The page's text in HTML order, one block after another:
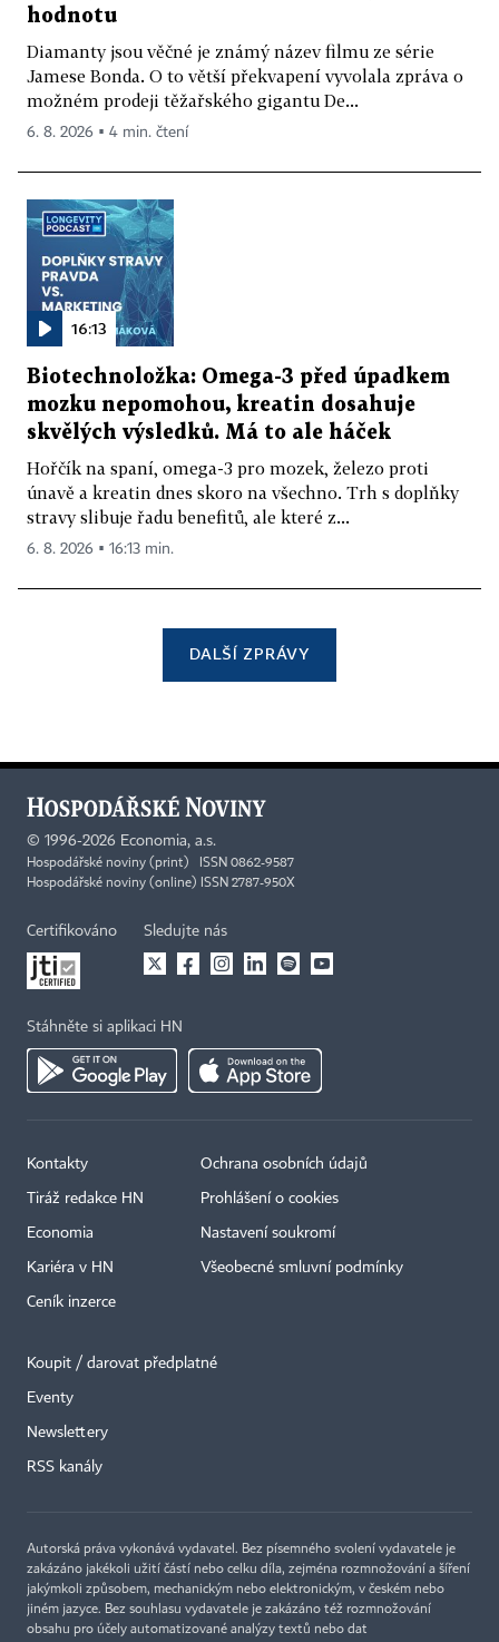
hodnotu
Diamanty jsou věčné je známý název filmu ze série
Jamese Bonda. O to větší překvapení vyvolala zpráva o
možném prodeji těžařského gigantu De...
6. 8. 2026 ▪ 4 min. čtení
16:13
Biotechnoložka: Omega-3 před úpadkem
mozku nepomohou, kreatin dosahuje
skvělých výsledků. Má to ale háček
Hořčík na spaní, omega-3 pro mozek, železo proti
únavě a kreatin dnes skoro na všechno. Trh s doplňky
stravy slibuje řadu benefitů, ale které z...
6. 8. 2026 ▪ 16:13 min.
DALŠÍ ZPRÁVY
© 1996-2026 Economia, a.s.
Hospodářské noviny (print) ISSN 0862-9587
Hospodářské noviny (online) ISSN 2787-950X
Certifikováno Sledujte nás
Stáhněte si aplikaci HN
Kontakty
Tiráž redakce HN
Economia
Kariéra v HN
Ceník inzerce
Ochrana osobních údajů
Prohlášení o cookies
Nastavení soukromí
Všeobecné smluvní podmínky
Koupit / darovat předplatné
Eventy
Newslettery
RSS kanály
Autorská práva vykonává vydavatel. Bez písemného svolení vydavatele je
zakázáno jakékoli užití částí nebo celku díla, zejména rozmnožování a šíření
jakýmkoli způsobem, mechanickým nebo elektronickým, v českém nebo
jiném jazyce. Bez souhlasu vydavatele je zakázáno též rozmnožování
obsahu pro účely automatizované analýzy textů nebo dat